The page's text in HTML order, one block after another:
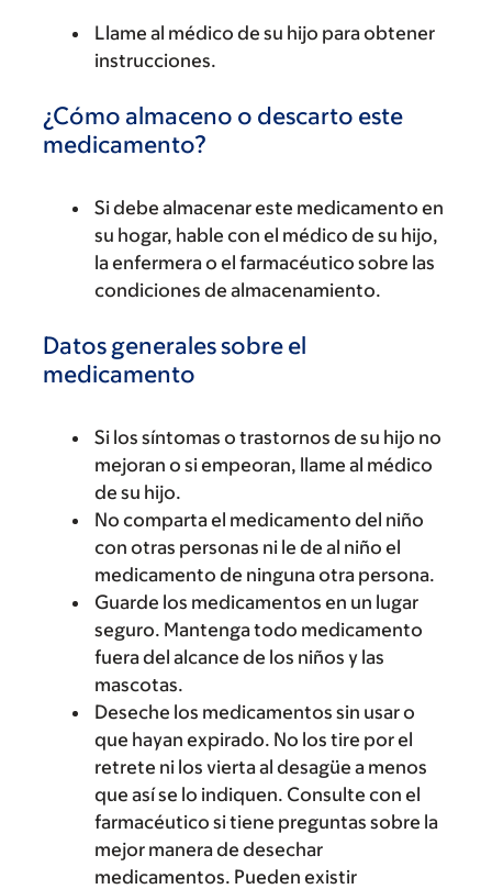
Llame al médico de su hijo para obtener
instrucciones.
¿Cómo almaceno o descarto este
medicamento?
Si debe almacenar este medicamento en
su hogar, hable con el médico de su hijo,
la enfermera o el farmacéutico sobre las
condiciones de almacenamiento.
Datos generales sobre el
medicamento
Si los síntomas o trastornos de su hijo no
mejoran o si empeoran, llame al médico
de su hijo.
No comparta el medicamento del niño
con otras personas ni le de al niño el
medicamento de ninguna otra persona.
Guarde los medicamentos en un lugar
seguro. Mantenga todo medicamento
fuera del alcance de los niños y las
mascotas.
Deseche los medicamentos sin usar o
que hayan expirado. No los tire por el
retrete ni los vierta al desagüe a menos
que así se lo indiquen. Consulte con el
farmacéutico si tiene preguntas sobre la
mejor manera de desechar
medicamentos. Pueden existir